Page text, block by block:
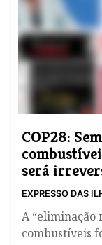
COP28:
será
EXPRESSO DAS
​A “eliminação
combustíveis